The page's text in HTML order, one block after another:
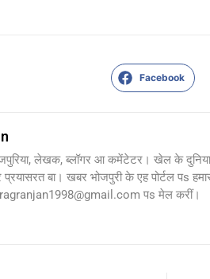
Facebook
लेखक, ब्लॉगर आ कमेंटेटर। खेल के दुनिया
प्रयासरत बा। खबर भोजपुरी के एह पोर्टल
पs मेल करीं।